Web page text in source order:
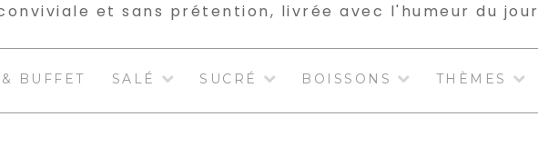
et sans prétention, livrée avec l'humeur du jour
BUFFET SALÉ SUCRÉ BOISSONS THÈMES